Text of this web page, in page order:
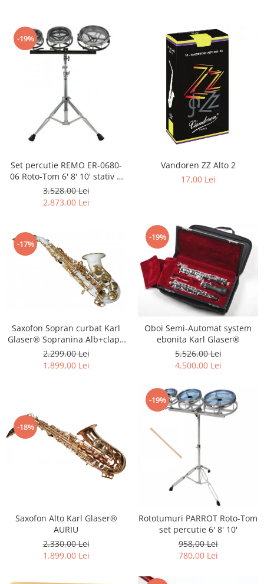
-19%
Set percutie REMO ER-0680-
06 Roto-Tom 6' 8' 10' stativ &
bete incluse
3.528,00 Lei
2.873,00 Lei
Vandoren ZZ Alto 2
17,00 Lei
-17%
Saxofon Sopran curbat Karl
Glaser® Sopranina Alb+clape
Auriu White&Gold Saxophone
Neuenkirchen-Germany
2.299,00 Lei
1.899,00 Lei
-19%
Oboi Semi-Automat system
ebonita Karl Glaser®
5.526,00 Lei
4.500,00 Lei
-18%
Saxofon Alto Karl Glaser®
AURIU
2.330,00 Lei
1.899,00 Lei
-19%
Rototumuri PARROT Roto-Tom
set percutie 6' 8' 10'
958,00 Lei
780,00 Lei